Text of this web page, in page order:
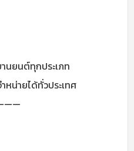
นยนต์ทุกประเภท
น่ายได้ทั่วประเทศ